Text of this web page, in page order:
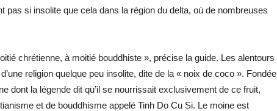
pas si insolite que cela dans la région du delta, où de nombreuses
chrétienne, à moitié bouddhiste », précise la guide. Les alentours
religion quelque peu insolite, dite de la « noix de coco ». Fondée
dont la légende dit qu’il se nourrissait exclusivement de ce fruit,
et de bouddhisme appelé Tinh Do Cu Si. Le moine est